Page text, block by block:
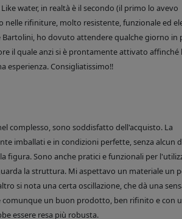
water, in realtà è il secondo (il primo lo avevo
rifiniture, molto resistente, funzionale ed
Bartolini, ho dovuto attendere qualche giorno in
il quale anzi si è prontamente attivato affinché
esperienza. Consigliatissimo!!
complesso, sono soddisfatto dell'acquisto. La
imballati e in condizioni perfette, senza alcun
figura. Sono anche pratici e funzionali per
la struttura. Mi aspettavo un materiale un
si nota una certa oscillazione, che dà una
un buon prodotto, ben rifinito e con
essere resa più robusta.